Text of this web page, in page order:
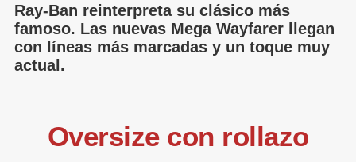
Ray-Ban reinterpreta su clásico más
famoso. Las nuevas Mega Wayfarer llegan
con líneas más marcadas y un toque muy
actual.
Oversize con rollazo